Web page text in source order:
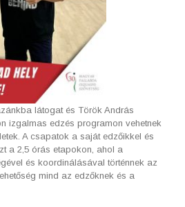
látogat és Török András
izgalmas edzés programon vehetnek
A csapatok a saját edzőikkel és
a 2,5 órás etapokon, ahol a
és koordinálásával történnek az
mind az edzőknek és a